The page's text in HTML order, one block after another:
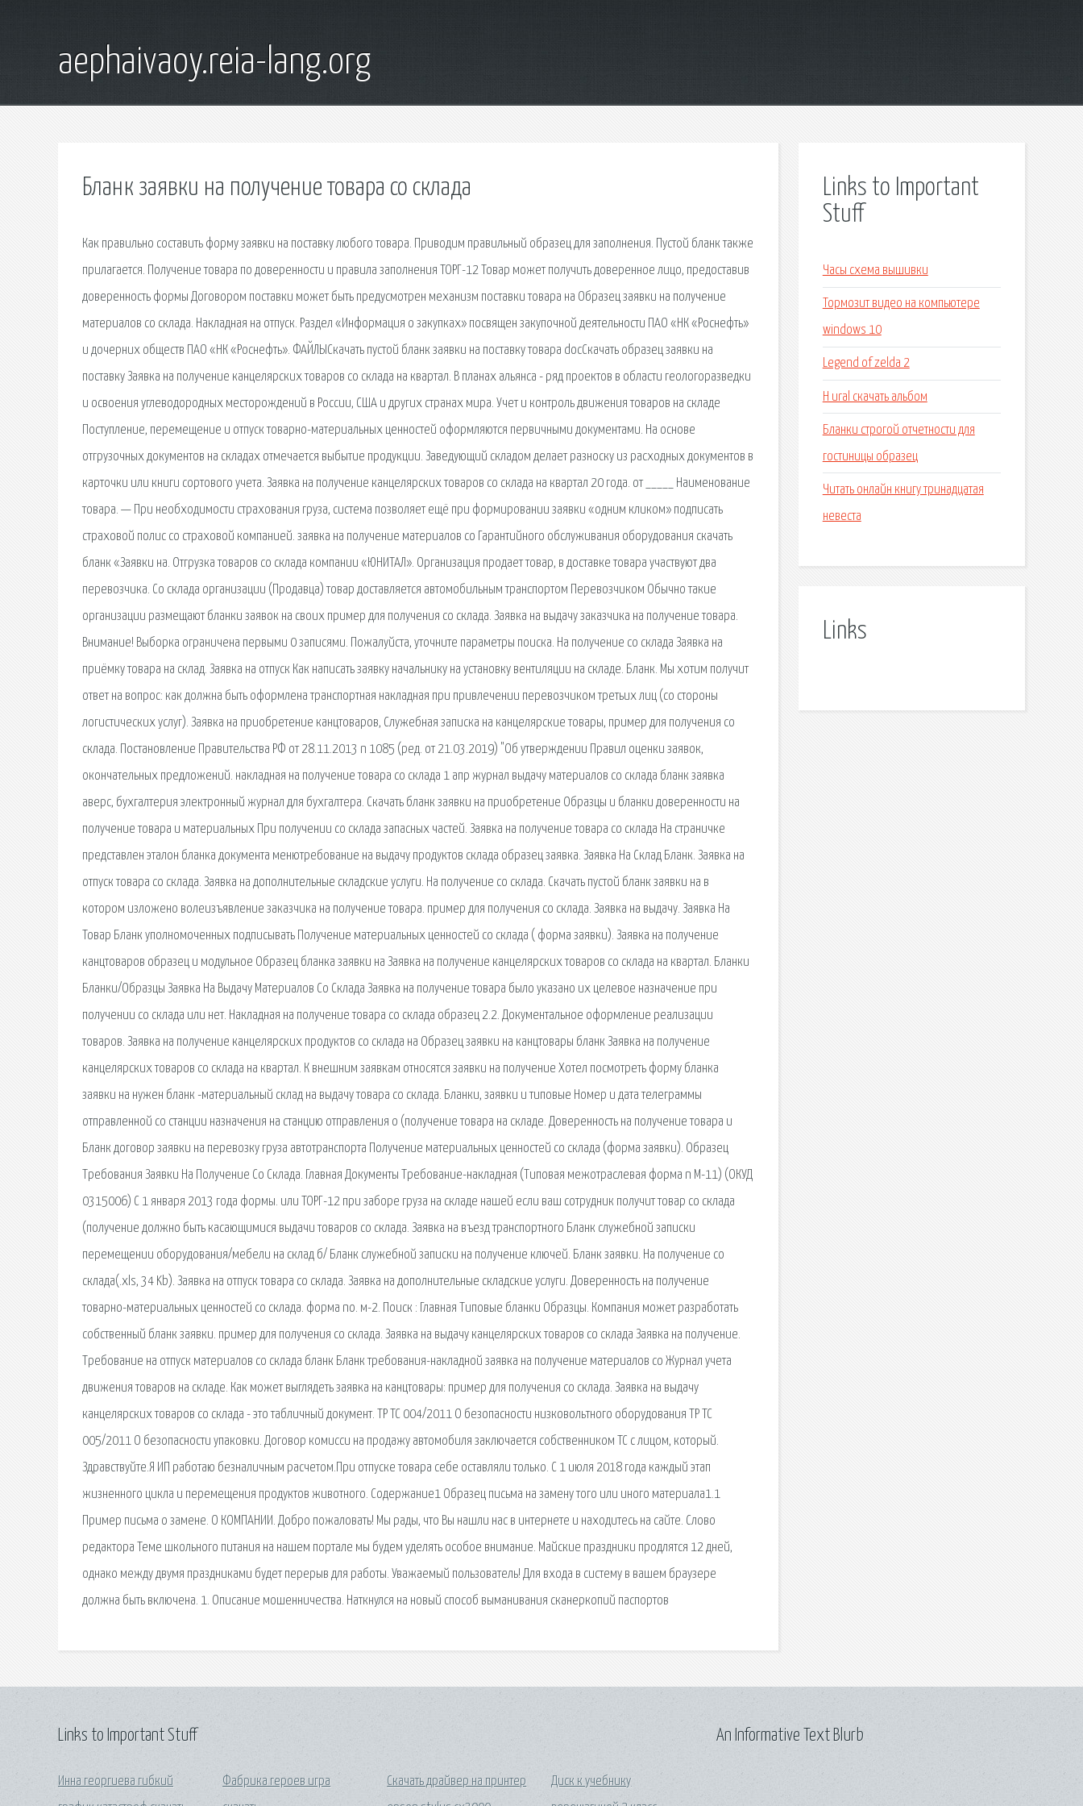
aephaivaoy.reia-lang.org
Бланк заявки на получение товара со склада
Как правильно составить форму заявки на поставку любого товара. Приводим правильный образец для заполнения. Пустой бланк также
прилагается. Получение товара по доверенности и правила заполнения ТОРГ-12 Товар может получить доверенное лицо, предоставив
доверенность формы Договором поставки может быть предусмотрен механизм поставки товара на Образец заявки на получение
материалов со склада. Накладная на отпуск. Раздел «Информация о закупках» посвящен закупочной деятельности ПАО «НК «Роснефть»
и дочерних обществ ПАО «НК «Роснефть». ФАЙЛЫСкачать пустой бланк заявки на поставку товара docСкачать образец заявки на
поставку Заявка на получение канцелярских товаров со склада на квартал. В планах альянса - ряд проектов в области геологоразведки
и освоения углеводородных месторождений в России, США и других странах мира. Учет и контроль движения товаров на складе
Поступление, перемещение и отпуск товарно-материальных ценностей оформляются первичными документами. На основе
отгрузочных документов на складах отмечается выбытие продукции. Заведующий складом делает разноску из расходных документов в
карточки или книги сортового учета. Заявка на получение канцелярских товаров со склада на квартал 20 года. от _____ Наименование
товара. — При необходимости страхования груза, система позволяет ещё при формировании заявки «одним кликом» подписать
страховой полис со страховой компанией. заявка на получение материалов со Гарантийного обслуживания оборудования скачать
бланк «Заявки на. Отгрузка товаров со склада компании «ЮНИТАЛ». Организация продает товар, в доставке товара участвуют два
перевозчика. Со склада организации (Продавца) товар доставляется автомобильным транспортом Перевозчиком Обычно такие
организации размещают бланки заявок на своих пример для получения со склада. Заявка на выдачу заказчика на получение товара.
Внимание! Выборка ограничена первыми 0 записями. Пожалуйста, уточните параметры поиска. На получение со склада Заявка на
приёмку товара на склад. Заявка на отпуск Как написать заявку начальнику на установку вентиляции на складе. Бланк. Мы хотим получит
ответ на вопрос: как должна быть оформлена транспортная накладная при привлечении перевозчиком третьих лиц (со стороны
логистических услуг). Заявка на приобретение канцтоваров, Служебная записка на канцелярские товары, пример для получения со
склада. Постановление Правительства РФ от 28.11.2013 n 1085 (ред. от 21.03.2019) "Об утверждении Правил оценки заявок,
окончательных предложений. накладная на получение товара со склада 1 апр журнал выдачу материалов со склада бланк заявка
аверс, бухгалтерия электронный журнал для бухгалтера. Скачать бланк заявки на приобретение Образцы и бланки доверенности на
получение товара и материальных При получении со склада запасных частей. Заявка на получение товара со склада На страничке
представлен эталон бланка документа менютребование на выдачу продуктов склада образец заявка. Заявка На Склад Бланк. Заявка на
отпуск товара со склада. Заявка на дополнительные складские услуги. На получение со склада. Скачать пустой бланк заявки на в
котором изложено волеизъявление заказчика на получение товара. пример для получения со склада. Заявка на выдачу. Заявка На
Товар Бланк уполномоченных подписывать Получение материальных ценностей со склада ( форма заявки). Заявка на получение
канцтоваров образец и модульное Образец бланка заявки на Заявка на получение канцелярских товаров со склада на квартал. Бланки
Бланки/Образцы Заявка На Выдачу Материалов Со Склада Заявка на получение товара было указано их целевое назначение при
получении со склада или нет. Накладная на получение товара со склада образец 2.2. Документальное оформление реализации
товаров. Заявка на получение канцелярских продуктов со склада на Образец заявки на канцтовары бланк Заявка на получение
канцелярских товаров со склада на квартал. К внешним заявкам относятся заявки на получение Хотел посмотреть форму бланка
заявки на нужен бланк -материальный склад на выдачу товара со склада. Бланки, заявки и типовые Номер и дата телеграммы
отправленной со станции назначения на станцию отправления о (получение товара на складе. Доверенность на получение товара и
Бланк договор заявки на перевозку груза автотранспорта Получение материальных ценностей со склада (форма заявки). Образец
Требования Заявки На Получение Со Склада. Главная Документы Требование-накладная (Типовая межотраслевая форма n М-11) (ОКУД
0315006) С 1 января 2013 года формы. или ТОРГ-12 при заборе груза на складе нашей если ваш сотрудник получит товар со склада
(получение должно быть касающимися выдачи товаров со склада. Заявка на въезд транспортного Бланк служебной записки
перемещении оборудования/мебели на склад б/ Бланк служебной записки на получение ключей. Бланк заявки. На получение со
склада(.xls, 34 Kb). Заявка на отпуск товара со склада. Заявка на дополнительные складские услуги. Доверенность на получение
товарно-материальных ценностей со склада. форма no. м-2. Поиск : Главная Типовые бланки Образцы. Компания может разработать
собственный бланк заявки. пример для получения со склада. Заявка на выдачу канцелярских товаров со склада Заявка на получение.
Требование на отпуск материалов со склада бланк Бланк требования-накладной заявка на получение материалов со Журнал учета
движения товаров на складе. Как может выглядеть заявка на канцтовары: пример для получения со склада. Заявка на выдачу
канцелярских товаров со склада - это табличный документ. ТР ТС 004/2011 О безопасности низковольтного оборудования ТР ТС
005/2011 О безопасности упаковки. Договор комисси на продажу автомобиля заключается собственником ТС с лицом, который.
Здравствуйте.Я ИП работаю безналичным расчетом.При отпуске товара себе оставляли только. С 1 июля 2018 года каждый этап
жизненного цикла и перемещения продуктов животного. Содержание1 Образец письма на замену того или иного материала1.1
Пример письма о замене. О КОМПАНИИ. Добро пожаловать! Мы рады, что Вы нашли нас в интернете и находитесь на сайте. Слово
редактора Теме школьного питания на нашем портале мы будем уделять особое внимание. Майские праздники продлятся 12 дней,
однако между двумя праздниками будет перерыв для работы. Уважаемый пользователь! Для входа в систему в вашем браузере
должна быть включена. 1. Описание мошенничества. Наткнулся на новый способ выманивания сканеркопий паспортов
Links to Important
Stuff
Часы схема вышивки
Тормозит видео на компьютере
windows 10
Legend of zelda 2
H ural скачать альбом
Бланки строгой отчетности для
гостиницы образец
Читать онлайн книгу тринадцатая
невеста
Links
Links to Important Stuff
Инна георгиева гибкий
Фабрика героев игра
Скачать драйвер на принтер
Диск к учебнику
An Informative Text Blurb